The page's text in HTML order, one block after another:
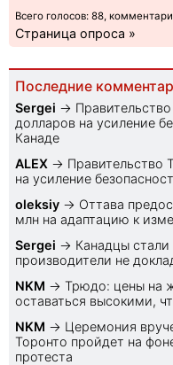
Всего голосов: 88,
Страница опроса »
Последние
Sеrgei →
долларов на усиление
Канаде
ALEX → Правительство
на усиление
oleksiy → Оттава
млн на адаптацию к
Sеrgei → Канадцы
производители не
NKM → Трюдо: цены на
оставаться высокими,
NKM → Церемония
Торонто пройдет на
протеста